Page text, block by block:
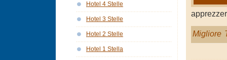
Migliore
Hotel 4 Stelle
Hotel 3 Stelle
Hotel 2 Stelle
Hotel 1 Stella